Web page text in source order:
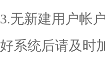
3.无新建用户帐
好系统后请及时